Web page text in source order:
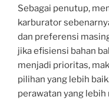
Sebagai penutup,
karburator
dan preferensi
jika efisiensi bahan
menjadi prioritas,
pilihan yang lebih
perawatan yang